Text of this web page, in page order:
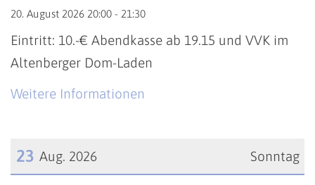
20. August 2026 20:00 - 21:30
Eintritt: 10.-€ Abendkasse ab 19.15 und VVK im
Altenberger Dom-Laden
Weitere Informationen
Sonntag
23 Aug. 2026